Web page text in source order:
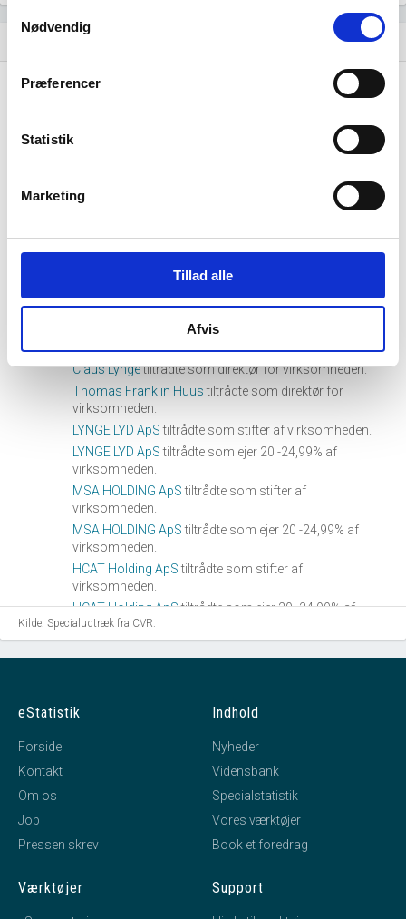
Samtykkevalg
Nødvendig
Præferencer
Statistik
Marketing
Tillad alle
Afvis
tiltrådte som ejer 25 - 33,33% af
tiltrådte som ejer 25 - 33,33% af
TH Sound Design Holding ApStiltrådte som ejer 25 -
08. februar, 2022
Claus Lyngetiltrådte som direktør for virksomheden.
Thomas Franklin Huustiltrådte som direktør for
virksomheden.
LYNGE LYD ApStiltrådte som stifter af virksomheden.
LYNGE LYD ApStiltrådte som ejer 20 -24,99% af
virksomheden.
MSA HOLDING ApStiltrådte som stifter af
virksomheden.
MSA HOLDING ApStiltrådte som ejer 20 -24,99% af
virksomheden.
HCAT Holding ApStiltrådte som stifter af
virksomheden.
HCAT Holding ApStiltrådte som ejer 20 -24,99% af
virksomheden.
TH Sound Design Holding ApS
tiltrådte som ejer 20
Kilde: Specialudtræk fra CVR.
eStatistik
Forside
Kontakt
Om os
Job
Pressen skrev
Indhold
Nyheder
Vidensbank
Specialstatistik
Vores værktøjer
Book et foredrag
Værktøjer Support